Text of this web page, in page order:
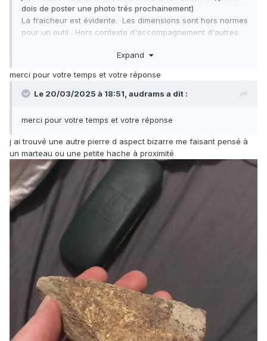
dois de poster une photo trés prochainement)
La fraicheur est évidente. Les dimensions sont hors normes
pour un outil . Hors contexte d'accompagnement d'autres
Bonne soirée
Expand
merci pour votre temps et votre réponse
Le 20/03/2025 à 18:51, audrams a dit :
merci pour votre temps et votre réponse
j ai trouvé une autre pierre d aspect bizarre me faisant pensé à
un marteau ou une petite hache à proximité